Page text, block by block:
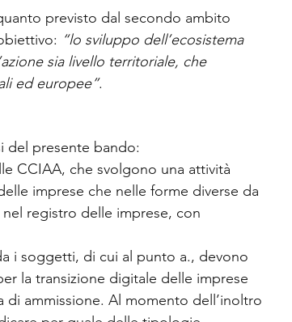
previsto dal secondo ambito
“lo sviluppo dell’ecosistema
sia livello territoriale, che
ed europee”.
del presente bando:
CCIAA, che svolgono una attività
imprese che nelle forme diverse da
registro delle imprese, con
i soggetti, di cui al punto a., devono
la transizione digitale delle imprese
di ammissione. Al momento dell’inoltro